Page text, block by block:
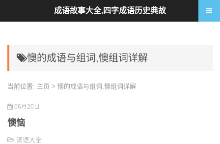
懊的成语与组词,懊组词详解
当前位置: 主页 > 懊的成语与组词,懊组词详解
06月20日
懊恼
词语大全
成语故事大全,四字成语历史典故